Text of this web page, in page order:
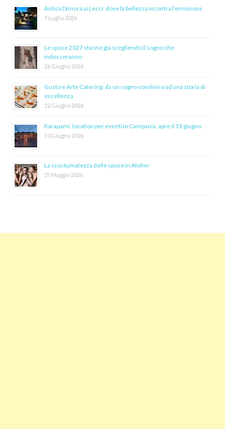
Antica Dimora ai Lecci: dove la bellezza incontra l’emozione
7 Luglio 2026
Le spose 2027 stanno già scegliendo il sogno che
indosseranno
26 Giugno 2026
Gusto e Arte Catering: da un sogno condiviso ad una storia di
eccellenza
22 Giugno 2026
Karapami: location per eventi in Campania, apre il 19 giugno
10 Giugno 2026
La scostumatezza delle spose in Atelier
27 Maggio 2026